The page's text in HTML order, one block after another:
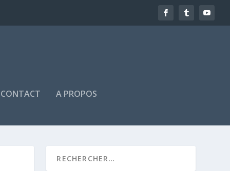
CONTACT A PROPOS